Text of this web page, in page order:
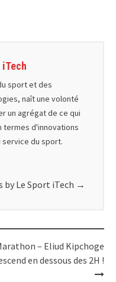
sport et des
naît une volonté
un agrégat de ce qui
termes d'innovations
du sport.
by Le Sport iTech →
– Eliud Kipchoge
en dessous des 2H !